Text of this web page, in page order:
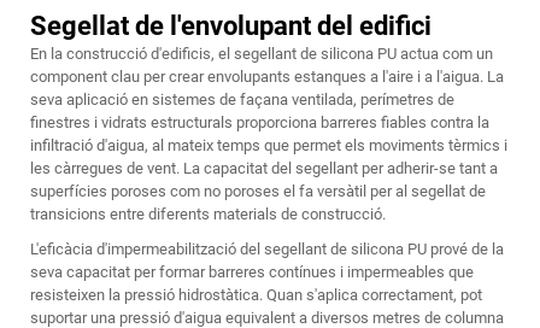
Segellat de l'envolupant del edifici
En la construcció d'edificis, el segellant de silicona PU actua com un
component clau per crear envolupants estanques a l'aire i a l'aigua. La
seva aplicació en sistemes de façana ventilada, perímetres de
finestres i vidrats estructurals proporciona barreres fiables contra la
infiltració d'aigua, al mateix temps que permet els moviments tèrmics i
les càrregues de vent. La capacitat del segellant per adherir-se tant a
superfícies poroses com no poroses el fa versàtil per al segellat de
transicions entre diferents materials de construcció.
L'eficàcia d'impermeabilització del segellant de silicona PU prové de la
seva capacitat per formar barreres contínues i impermeables que
resisteixen la pressió hidrostàtica. Quan s'aplica correctament, pot
suportar una pressió d'aigua equivalent a diversos metres de columna